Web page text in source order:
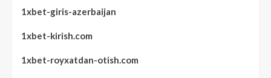
1xbet-giris-azerbaijan
1xbet-kirish.com
1xbet-royxatdan-otish.com